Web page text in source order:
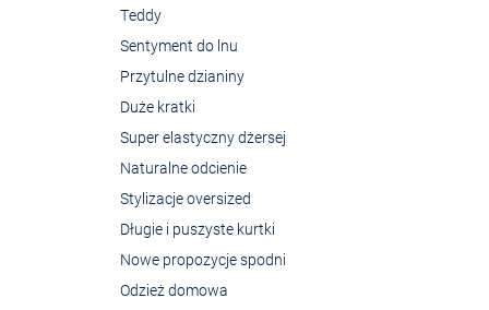
Teddy
Sentyment do lnu
Przytulne dzianiny
Duże kratki
Super elastyczny dżersej
Naturalne odcienie
Stylizacje oversized
Długie i puszyste kurtki
Nowe propozycje spodni
Odzież domowa